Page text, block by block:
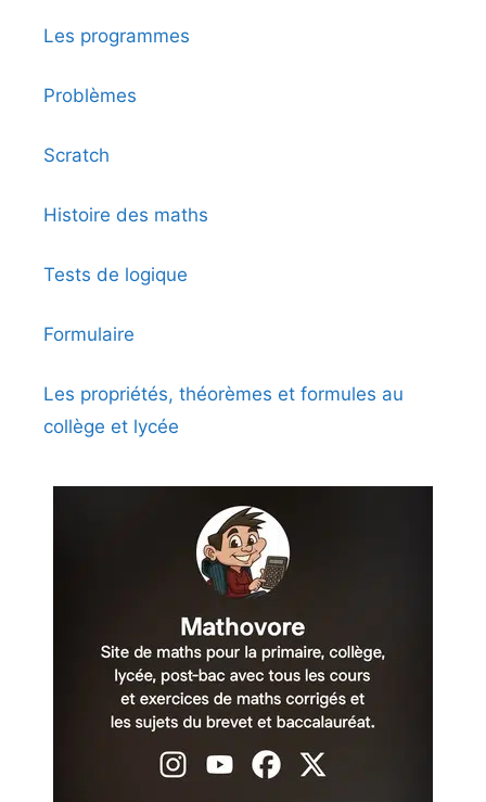
Les programmes
Problèmes
Scratch
Histoire des maths
Tests de logique
Formulaire
Les propriétés, théorèmes et formules au
collège et lycée